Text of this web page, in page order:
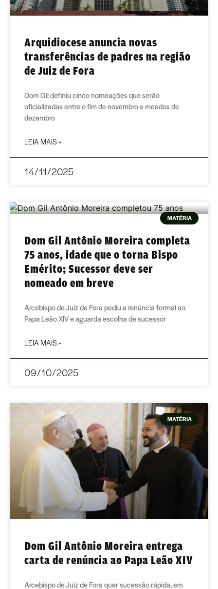
Arquidiocese anuncia novas
transferências de padres na região
de Juiz de Fora
Dom Gil definiu cinco nomeações que serão
oficializadas entre o fim de novembro e meados de
dezembro
LEIA MAIS »
14/11/2025
MATÉRIA
Dom Gil Antônio Moreira completa
75 anos, idade que o torna Bispo
Emérito; Sucessor deve ser
nomeado em breve
Arcebispo de Juiz de Fora pediu a renúncia formal ao
Papa Leão XIV e aguarda escolha de sucessor
LEIA MAIS »
09/10/2025
MATÉRIA
Dom Gil Antônio Moreira entrega
carta de renúncia ao Papa Leão XIV
Arcebispo de Juiz de Fora quer sucessão rápida, em